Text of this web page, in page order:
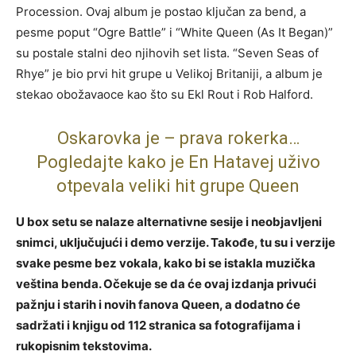
Procession. Ovaj album je postao ključan za bend, a
pesme poput “Ogre Battle” i “White Queen (As It Began)”
su postale stalni deo njihovih set lista. “Seven Seas of
Rhye” je bio prvi hit grupe u Velikoj Britaniji, a album je
stekao obožavaoce kao što su Ekl Rout i Rob Halford.
Oskarovka je – prava rokerka…
Pogledajte kako je En Hatavej uživo
otpevala veliki hit grupe Queen
U box setu se nalaze alternativne sesije i neobjavljeni
snimci, uključujući i demo verzije. Takođe, tu su i verzije
svake pesme bez vokala, kako bi se istakla muzička
veština benda. Očekuje se da će ovaj izdanja privući
pažnju i starih i novih fanova Queen, a dodatno će
sadržati i knjigu od 112 stranica sa fotografijama i
rukopisnim tekstovima.